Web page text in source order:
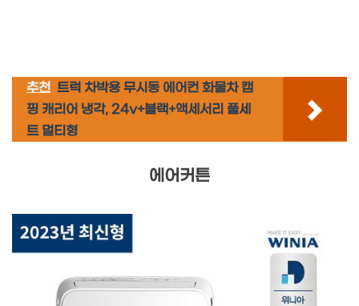
추천 트럭 차박용 무시동 에어컨 화물차 캠
핑 캐리어 냉각, 24v+블랙+액세서리 풀세
트 멀티형
에어커튼